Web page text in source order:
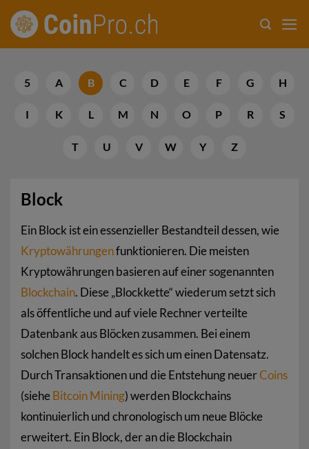
Zum
Inhalt
5 A B C D E F G H
I K L M N O P R S
T U V W Y Z
Block
Ein Block ist ein essenzieller Bestandteil dessen, wie
Kryptowährungenfunktionieren. Die meisten
Kryptowährungen basieren auf einer sogenannten
Blockchain. Diese „Blockkette“ wiederum setzt sich
als öffentliche und auf viele Rechner verteilte
Datenbank aus Blöcken zusammen. Bei einem
solchen Block handelt es sich um einen Datensatz.
Durch Transaktionen und die Entstehung neuerCoins
(sieheBitcoin Mining) werden Blockchains
kontinuierlich und chronologisch um neue Blöcke
erweitert. Ein Block, der an die Blockchain